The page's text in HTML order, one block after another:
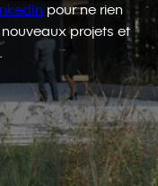
pour ne rien
projets et